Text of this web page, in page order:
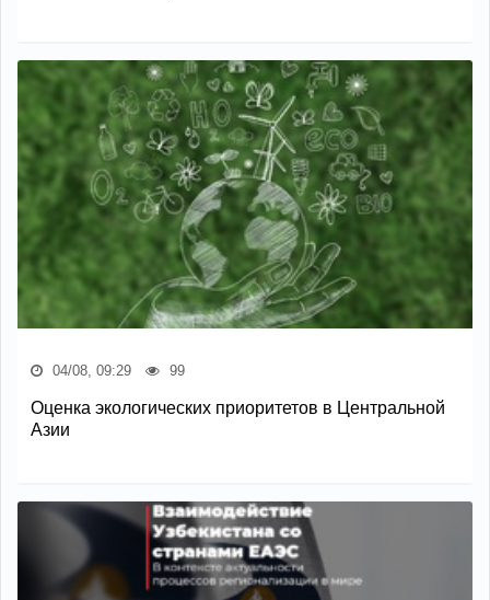
04/08, 09:29 99
Оценка экологических приоритетов в Центральной
Азии